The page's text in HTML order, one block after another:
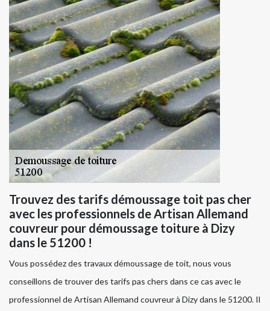
Trouvez des tarifs démoussage toit pas cher
avec les professionnels de Artisan Allemand
couvreur pour démoussage toiture à Dizy
dans le 51200 !
Vous possédez des travaux démoussage de toit, nous vous
conseillons de trouver des tarifs pas chers dans ce cas avec le
professionnel de Artisan Allemand couvreur à Dizy dans le 51200. Il